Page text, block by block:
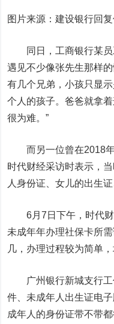
图片来源：建设银行回复
同日， 工商银行某
遇见不少像张先生那样
有几个兄弟，小孩只显
个人的孩子。爸爸就拿
很为难。”
而另一位曾在2018年
时代财经采访时表示，
人身份证、女儿的出生
6月7日下午，时代财
未成年年办理社保卡所
几，办理过程较为简单
广州银行新城支行工
件、未成年人出生证电
成年人的身份证带不带